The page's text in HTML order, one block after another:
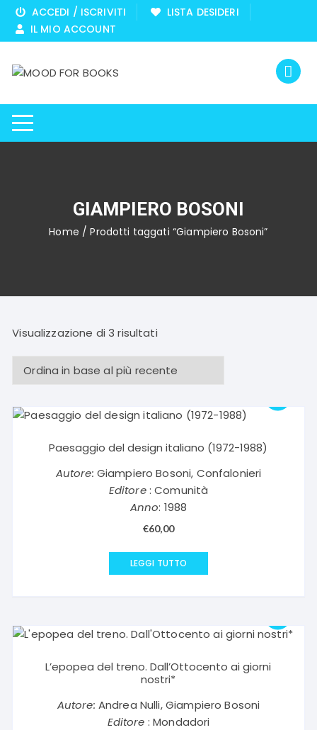
Vai
contenuto
ACCEDI / ISCRIVITI
LISTA DESIDERI
IL MIO ACCOUNT
GIAMPIERO BOSONI
Home / Prodotti taggati “Giampiero Bosoni”
Visualizzazione di 3 risultatiOrdina
base
al
recente
Paesaggio del design italiano (1972-1988)
Autore: Giampiero Bosoni, Confalonieri
Editore: Comunità
Anno: 1988
€60,00
LEGGI TUTTO
L’epopea del treno. Dall’Ottocento ai giorni
nostri*
Autore: Andrea Nulli, Giampiero Bosoni
Editore : Mondadori